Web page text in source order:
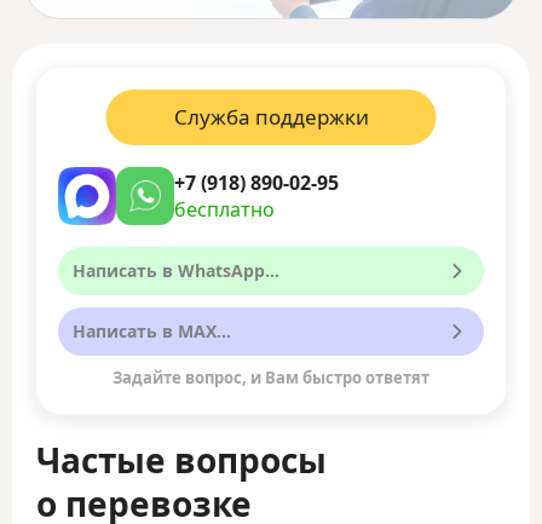
Частые вопросы
о перевозке
Служба поддержки
+7 (918) 890-02-95
бесплатно
Написать в WhatsApp...
Написать в MAX...
Задайте вопрос, и Вам быстро ответят